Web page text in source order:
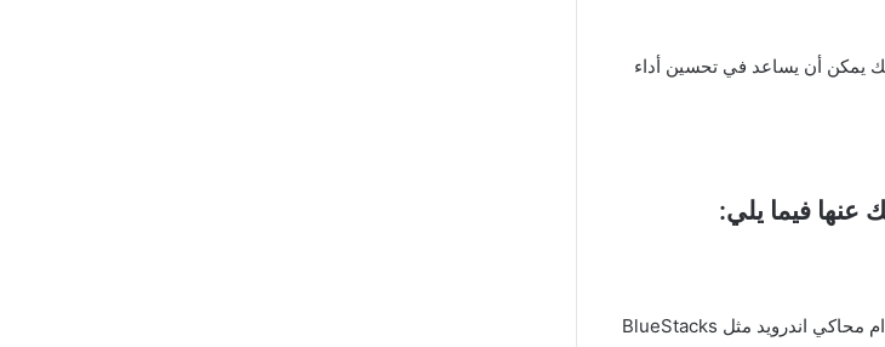
يمكن أن يساعد في تحسين أداء
عنها فيما يلي:
لا يتوفر تطبيق General Tv بشكل رسمي لأجهزة الكمبيوتر ومع ذلك يمكن استخدام محاكي اندرويد مثل BlueStacks